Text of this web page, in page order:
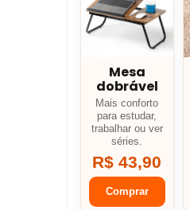
Mesa
dobrável
Mais conforto
para estudar,
trabalhar ou ver
séries.
R$ 43,90
Comprar